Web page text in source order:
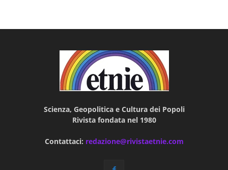
Scienza, Geopolitica e Cultura dei Popoli
Rivista fondata nel 1980
Contattaci: redazione@rivistaetnie.com